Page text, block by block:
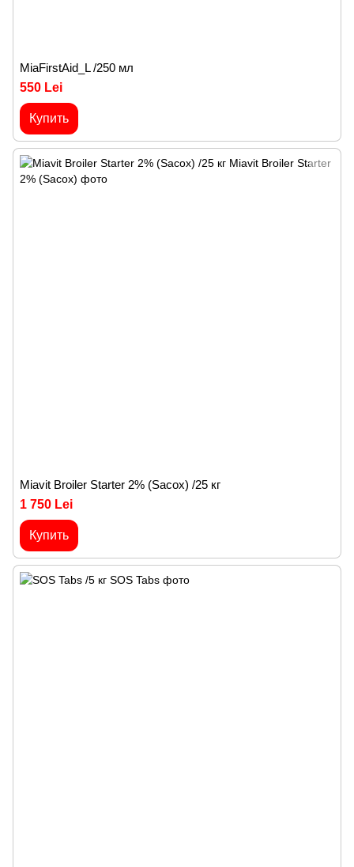
MiaFirstAid_L /250 мл
550 Lei
Купить
Miavit Broiler Starter 2% (Sacox) /25 кг
1 750 Lei
Купить